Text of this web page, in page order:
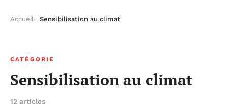
Accueil Sensibilisation au climat
CATÉGORIE
Sensibilisation au climat
12 articles